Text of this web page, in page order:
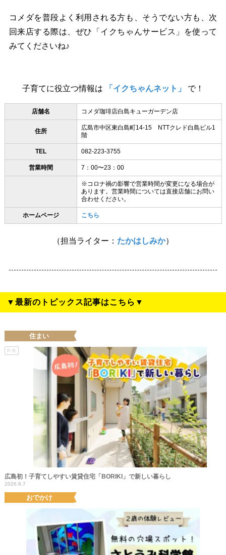
コメダを普段よく利用される方も、そうでない方も、次
回来店する際は、ぜひ「イクちゃんサービス」を使って
みてくださいね♪
子育てに役立つ情報は 「イクちゃんネット」 で！
店舗名 コメダ珈琲店白島キューガーデン店
住所
広島市中区東白島町14-15 NTTクレド白島ビル1
階
TEL 082-223-3755
営業時間 7：00〜23：00
※コロナ禍の影響で営業時間が変更になる場合が
あります。営業時間については直接店舗にお問い
合わせください。
ホームページ こちら
（担当ライター： たかはしみか）
▼最新のトピックス記事はこちら▼
住まい
PR
広島初！子育てしやすい賃貸住宅「BORIKI」で新しい暮らし
2026.8.7
おでかけ